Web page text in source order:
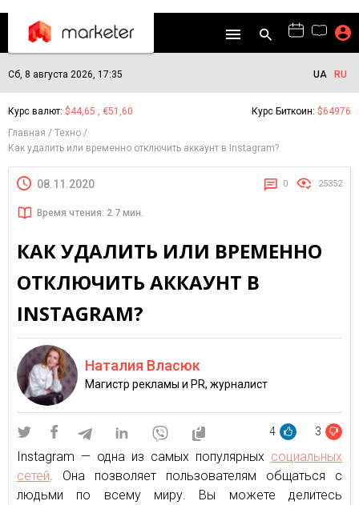
Сб, 8 августа 2026, 17:35 UA RU
Курс валют: $44,65 , €51,60 Курс Биткоин: $64976
Главная
Техно
Как удалить или временно отключить аккаунт в Instagram?
08.11.2020 0 25352
Время чтения: 2.7 мин.
КАК УДАЛИТЬ ИЛИ ВРЕМЕННО
ОТКЛЮЧИТЬ АККАУНТ В
INSTAGRAM?
Наталия Власюк
Магистр рекламы и PR, журналист
4 3
Instagram — одна из самых популярных социальных
сетей. Она позволяет пользователям общаться с
людьми по всему миру. Вы можете делитесь